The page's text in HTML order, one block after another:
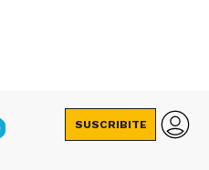
SUSCRIBITE